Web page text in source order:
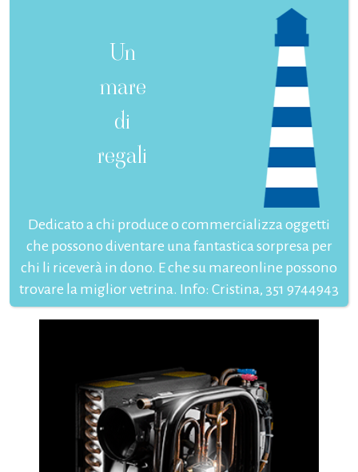
Un
mare
di
regali
Dedicato a chi produce o commercializza oggetti
che possono diventare una fantastica sorpresa per
chi li riceverà in dono. E che su mareonline possono
trovare la miglior vetrina. Info: Cristina, 351 9744943